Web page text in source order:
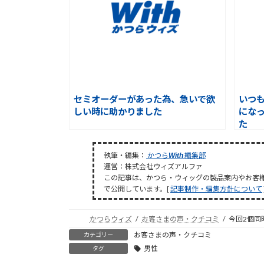
セミオーダーがあった為、急いで欲
しい時に助かりました
いつ
にな
た
執筆・編集： かつらWith編集部
運営：株式会社ウィズアルファ
この記事は、かつら・ウィッグの製品案内やお
で公開しています。[記事制作・編集方針について
かつらウィズ お客さまの声・クチコミ 今回2個同
カテゴリー お客さまの声・クチコミ
タグ 男性